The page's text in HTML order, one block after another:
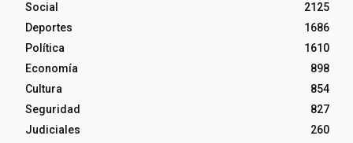
Social
2125
Deportes
1686
Política
1610
Economía
898
Cultura
854
Seguridad
827
Judiciales
260